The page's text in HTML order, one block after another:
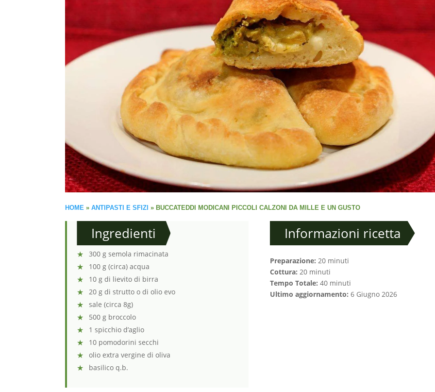
HOME »ANTIPASTI E SFIZI » BUCCATEDDI MODICANI PICCOLI CALZONI DA MILLE E UN GUSTO
Ingredienti
300 g semola rimacinata
100 g (circa) acqua
10 g di lievito di birra
20 g di strutto o di olio evo
sale (circa 8g)
500 g broccolo
1 spicchio d’aglio
10 pomodorini secchi
olio extra vergine di oliva
basilico q.b.
Informazioni ricetta
Preparazione: 20 minuti
Cottura: 20 minuti
Tempo Totale: 40 minuti
Ultimo aggiornamento: 6 Giugno 2026